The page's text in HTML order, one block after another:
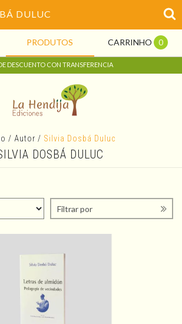
DULUC
PRODUTOS CARRINHO 0
DESCUENTO CON TRANSFERENCIA
/ Autor / Silvia Dosbá Duluc
DOSBÁ DULUC
Filtrar por